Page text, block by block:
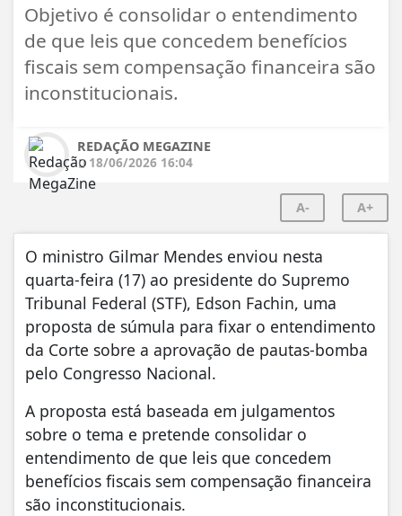
Objetivo é consolidar o entendimento
de que leis que concedem benefícios
fiscais sem compensação financeira são
inconstitucionais.
REDAÇÃO MEGAZINE
18/06/2026 16:04
A- A+
O ministro Gilmar Mendes enviou nesta
quarta-feira (17) ao presidente do Supremo
Tribunal Federal (STF), Edson Fachin, uma
proposta de súmula para fixar o entendimento
da Corte sobre a aprovação de pautas-bomba
pelo Congresso Nacional.
A proposta está baseada em julgamentos
sobre o tema e pretende consolidar o
entendimento de que leis que concedem
benefícios fiscais sem compensação financeira
são inconstitucionais.